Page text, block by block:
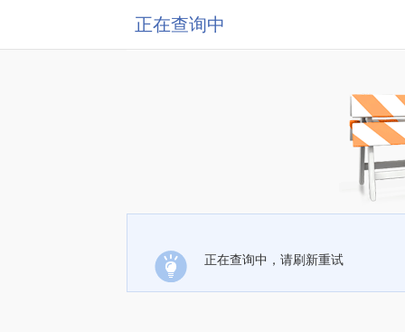
正在查询中
正在查询中，请刷新重试